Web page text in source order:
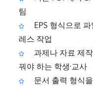
팀
EPS 형식으로
레스 작업
과제나 자료 제
꿔야 하는 학생·교사
문서 출력 형식